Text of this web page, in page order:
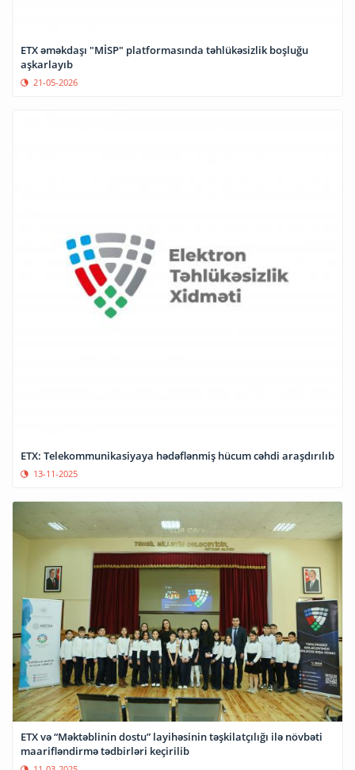
ETX əməkdaşı "MİSP" platformasında təhlükəsizlik boşluğu
aşkarlayıb
21-05-2026
ETX: Telekommunikasiyaya hədəflənmiş hücum cəhdi araşdırılıb
13-11-2025
ETX və “Məktəblinin dostu” layihəsinin təşkilatçılığı ilə növbəti
maarifləndirmə tədbirləri keçirilib